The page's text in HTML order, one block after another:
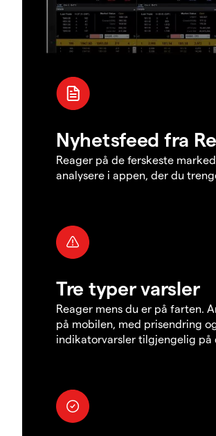
Nyhetsfeed fra
Reager på de ferskeste
analysere i appen, der du
Tre typer varsler
Reager mens du er på farten.
på mobilen, med prisendring
indikatorvarsler tilgjengelig på